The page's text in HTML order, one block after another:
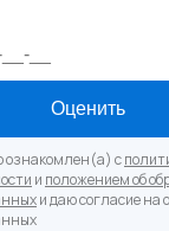
Оценить
ознакомлен(а) с
и положением об
и даю согласие на